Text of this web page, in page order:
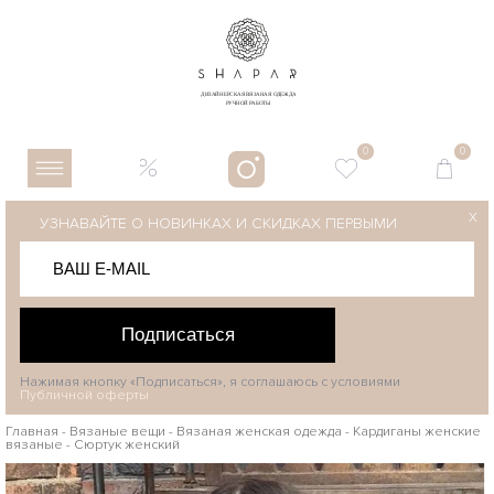
0 0
УЗНАВАЙТЕ О НОВИНКАХ И СКИДКАХ ПЕРВЫМИ
Подписаться
X
Нажимая кнопку «Подписаться», я соглашаюсь с условиями
Публичной оферты
Главная - Вязаные вещи - Вязаная женская одежда - Кардиганы женские
вязаные - Сюртук женский